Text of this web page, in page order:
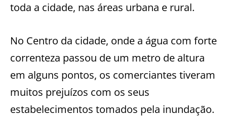
toda a cidade, nas áreas urbana e rural.
No Centro da cidade, onde a água com forte
correnteza passou de um metro de altura
em alguns pontos, os comerciantes tiveram
muitos prejuízos com os seus
estabelecimentos tomados pela inundação.